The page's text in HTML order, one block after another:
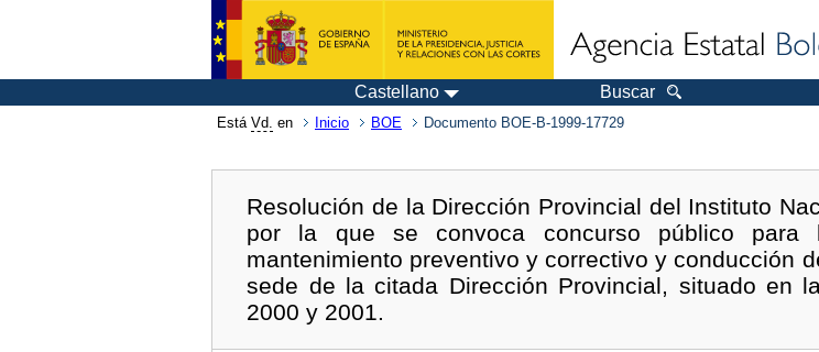
Castellano Buscar
Está Vd. en Inicio BOE Documento BOE-B-1999-17729
Resolución de la Dirección Provincial del Instituto
por la que se convoca concurso público para
mantenimiento preventivo y correctivo y conducción
sede de la citada Dirección Provincial, situado en
2000 y 2001.